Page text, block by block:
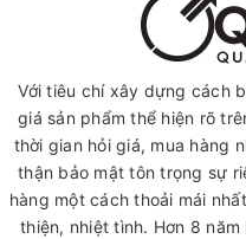
Với tiêu chí xây dựng cách
giá sản phẩm thể hiện rõ
thời gian hỏi giá, mua hàng
thận bảo mật tôn trọng sự
hàng một cách thoải mái
thiện, nhiệt tình. Hơn 8